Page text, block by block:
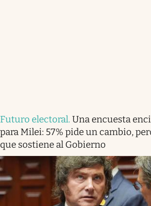
Futuro electoral. Una encuesta
para Milei: 57% pide un cambio,
que sostiene al Gobierno